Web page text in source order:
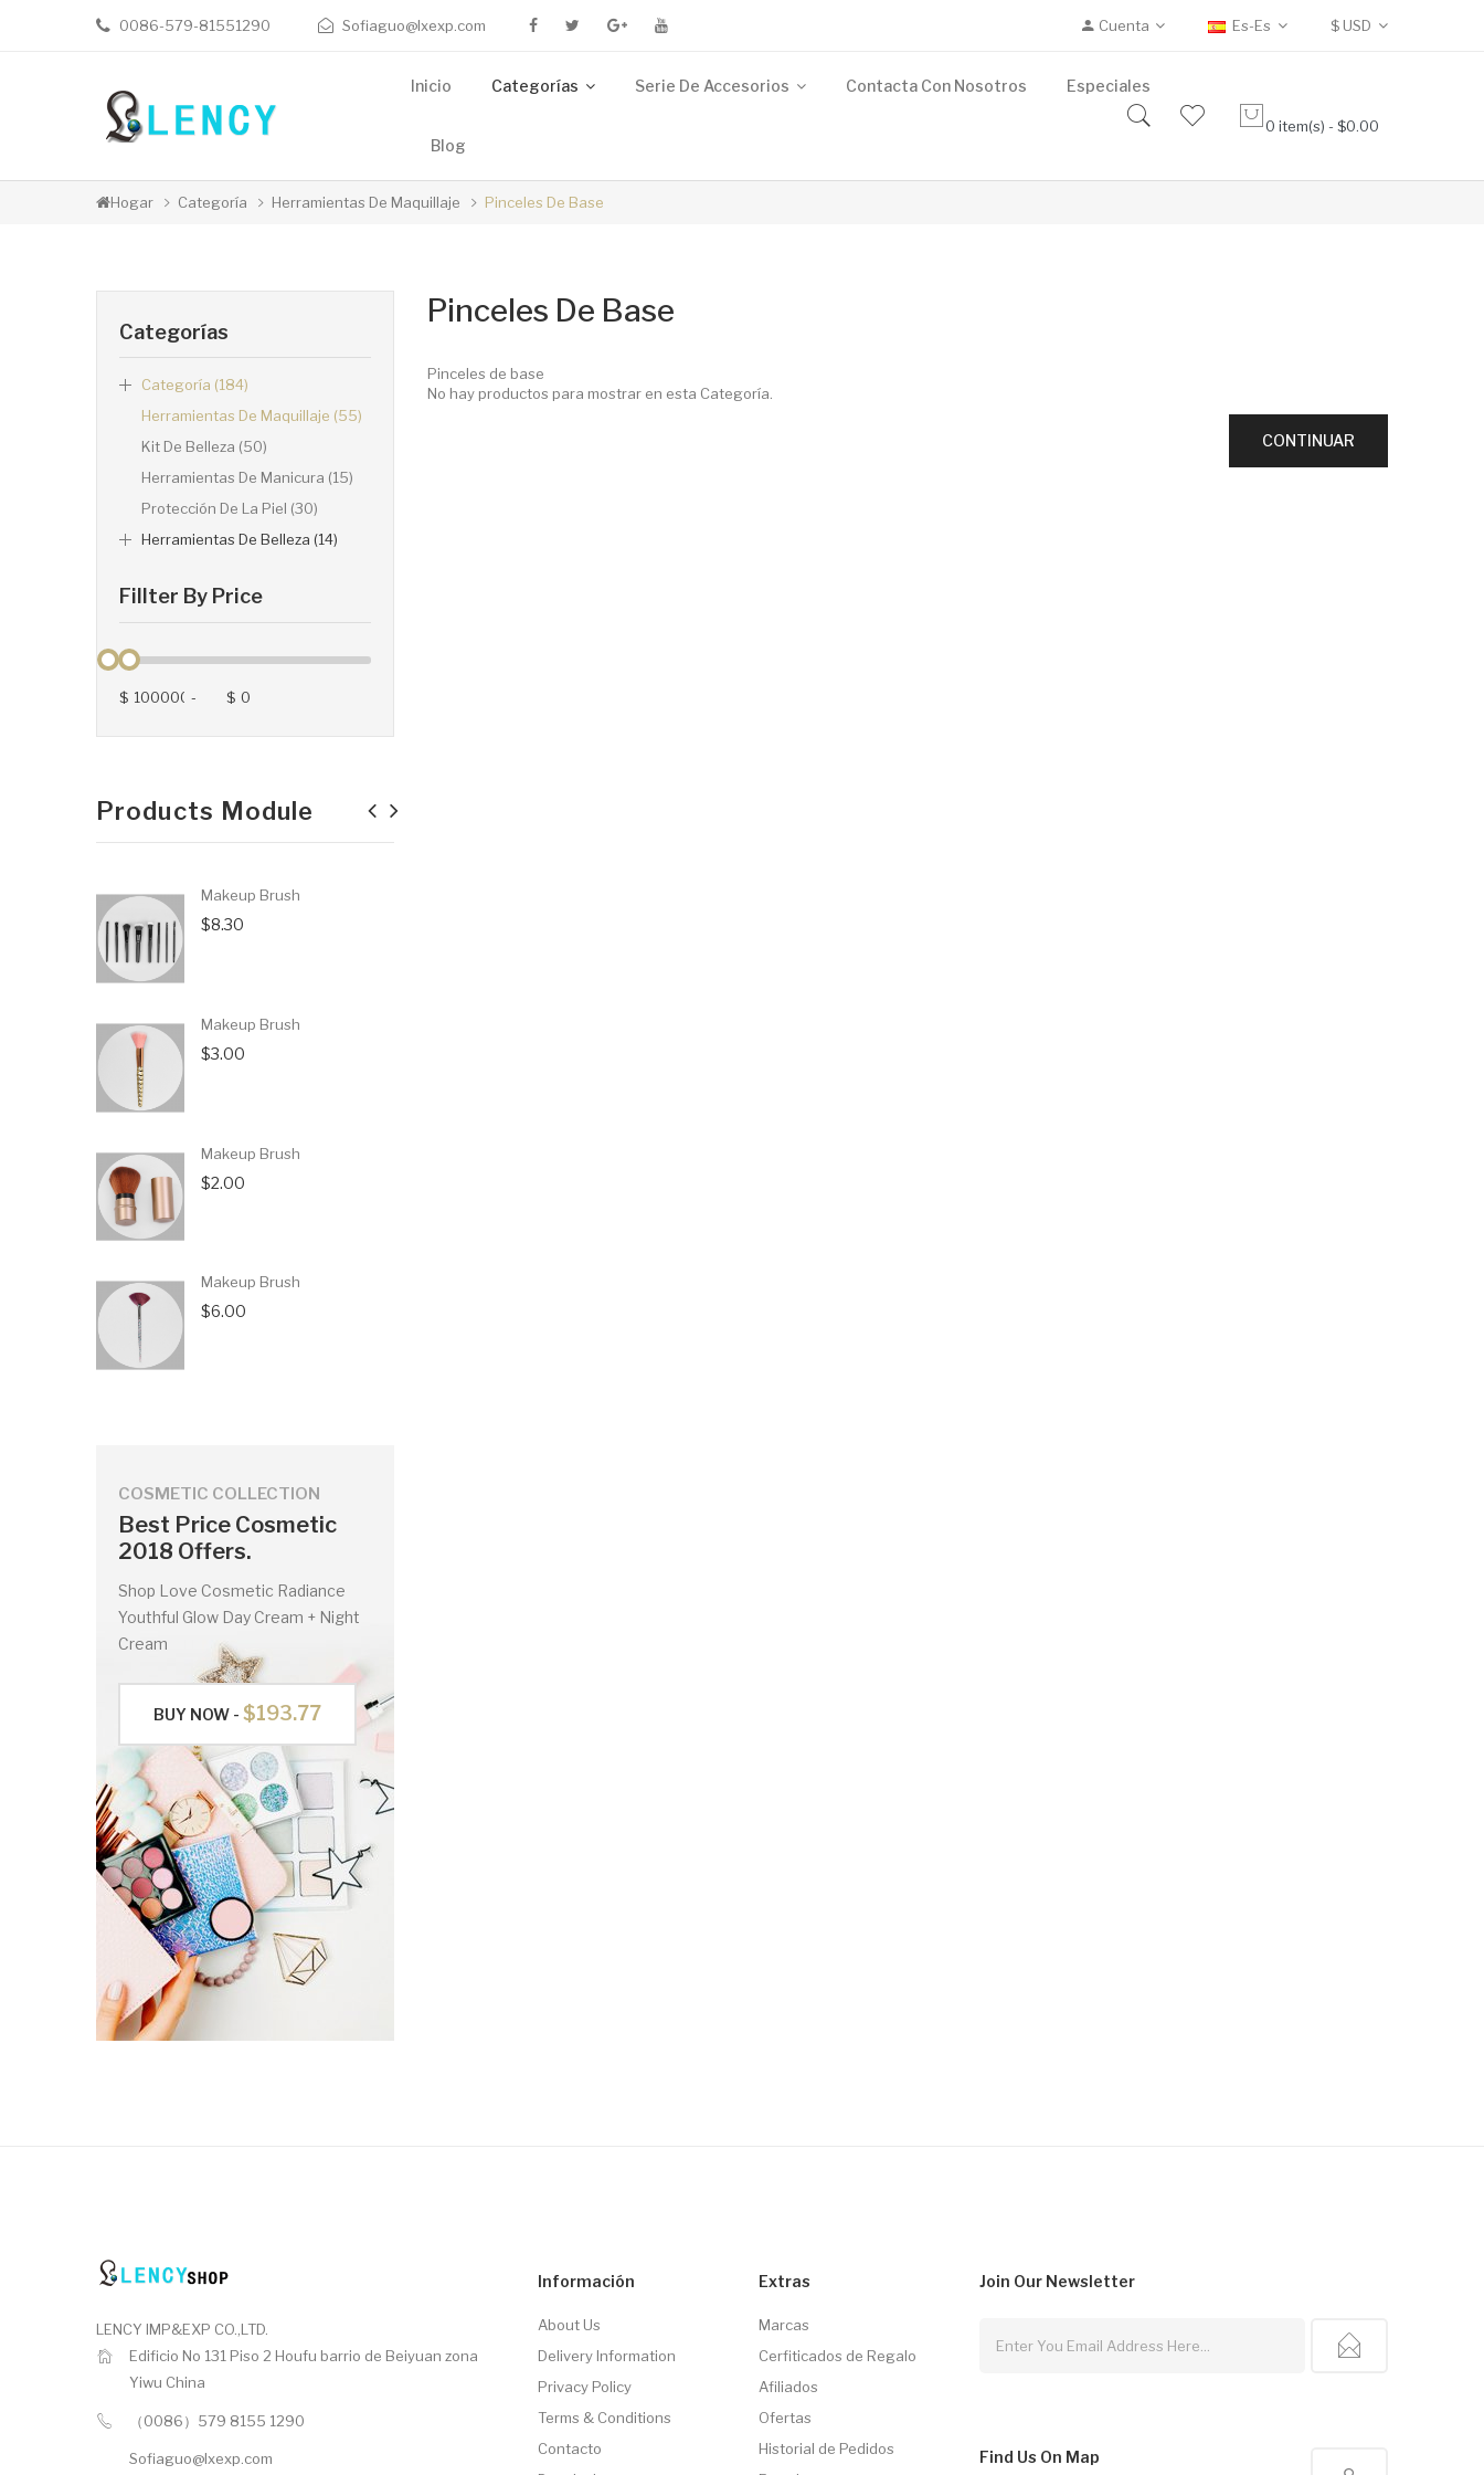
0086-579-81551290 Sofiaguo@lxexp.com Cuenta Es-Es $ USD
Inicio Categorías Serie De Accesorios Contacta Con Nosotros Especiales
Blog
0 item(s) - $0.00
Hogar Categoría Herramientas De Maquillaje Pinceles De Base
Fillter By Price
$ - $
Categorías
Categoría (184)
Herramientas De Maquillaje (55)
Kit De Belleza (50)
Herramientas De Manicura (15)
Protección De La Piel (30)
Herramientas De Belleza (14)
COSMETIC COLLECTION
Best Price Cosmetic
2018 Offers.
Shop Love Cosmetic Radiance
Youthful Glow Day Cream + Night
Cream
BUY NOW - $193.77
Products Module
Makeup Brush
$8.30
Makeup Brush
$3.00
Makeup Brush
$2.00
Makeup Brush
$6.00
Pinceles De Base
Pinceles de base
No hay productos para mostrar en esta Categoría.
CONTINUAR
LENCY IMP&EXP CO.,LTD.
Edificio No 131 Piso 2 Houfu barrio de Beiyuan zona
Yiwu China
（0086）579 8155 1290
Sofiaguo@lxexp.com
Información
About Us
Delivery Information
Privacy Policy
Terms & Conditions
Contacto
Extras
Marcas
Cerfiticados de Regalo
Afiliados
Ofertas
Historial de Pedidos
Join Our Newsletter
Find Us On Map